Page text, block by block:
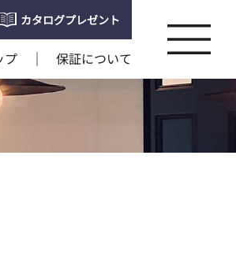
カタログプレゼント
プ 保証について